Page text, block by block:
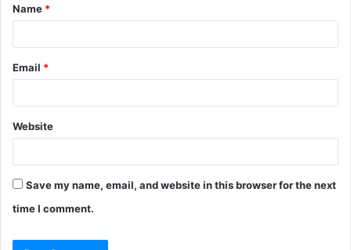
Name *
Email *
Website
Save my name, email, and website in this browser for the next
time I comment.